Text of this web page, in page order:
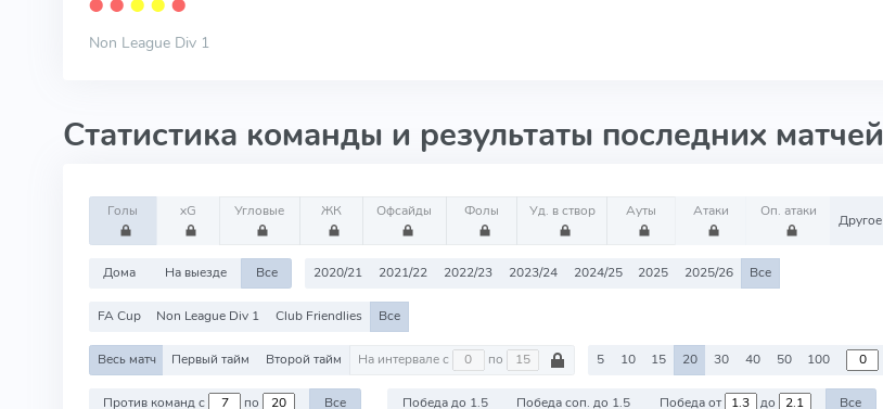
⬤ ⬤ ⬤ ⬤ ⬤
Non League Div 1
Статистика команды и результаты последних матчей
Голы xG Угловые ЖК Офсайды Фолы Уд. в створ Ауты Атаки Оп. атаки
Другое
Дома На выезде Все 2020/21 2021/22 2022/23 2023/24 2024/25 2025 2025/26 Все
FA Cup Non League Div 1 Club Friendlies Все
Весь матч Первый тайм Второй тайм На интервале с по 5 10 15 20 30 40 50 100
Против команд с по Все Победа до 1.5 Победа соп. до 1.5 Победа от до Все